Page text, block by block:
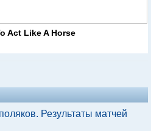
Act Like A Horse
Результаты матчей